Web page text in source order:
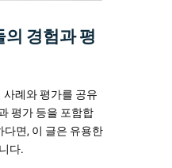
경험과 평
사례와 평가를 공유
평가 등을 포함합
다면, 이 글은 유용한
다.